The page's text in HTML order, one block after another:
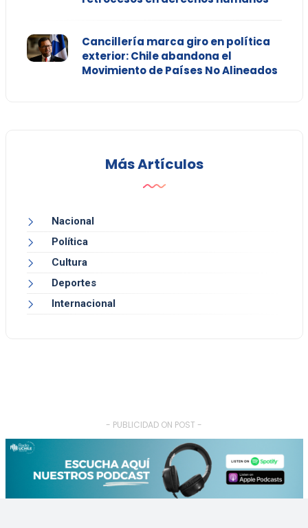
Cancillería marca giro en política
exterior: Chile abandona el
Movimiento de Países No Alineados
Más Artículos
Nacional
Política
Cultura
Deportes
Internacional
- PUBLICIDAD ON POST -